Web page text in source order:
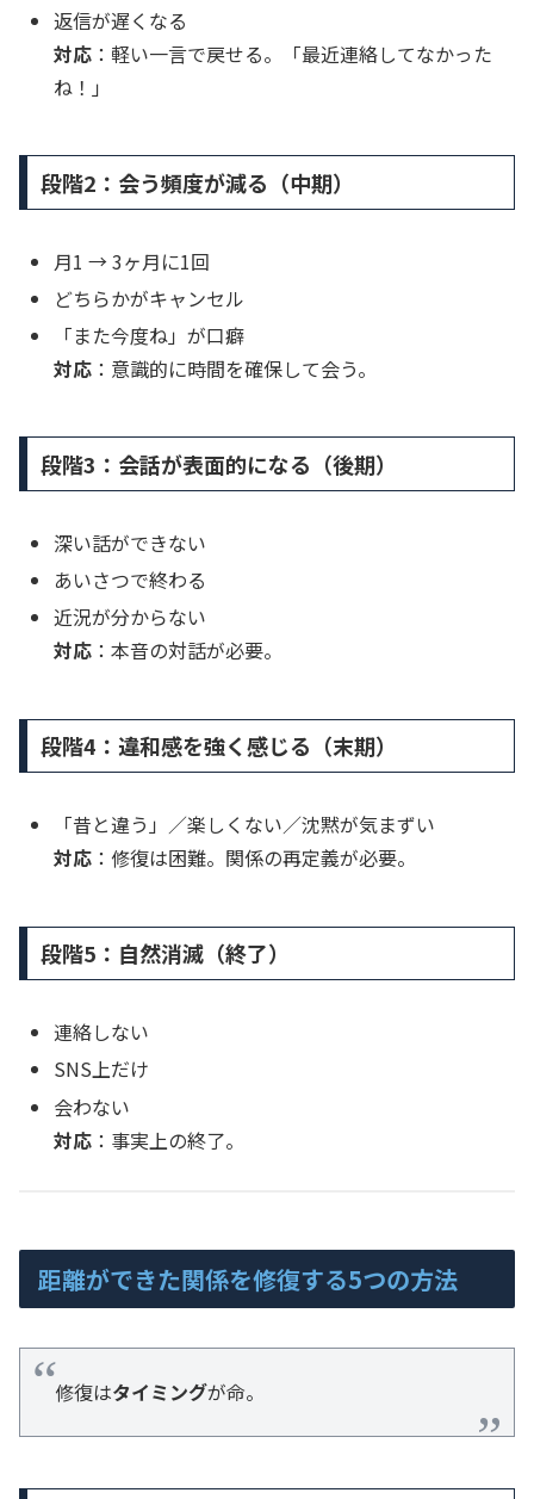
返信が遅くなる
対応 ：軽い一言で戻せる。「最近連絡してなかった
ね！」
段階2：会う頻度が減る（中期）
月1 → 3ヶ月に1回
どちらかがキャンセル
「また今度ね」が口癖
対応 ：意識的に時間を確保して会う。
段階3：会話が表面的になる（後期）
深い話ができない
あいさつで終わる
近況が分からない
対応 ：本音の対話が必要。
段階4：違和感を強く感じる（末期）
「昔と違う」／楽しくない／沈黙が気まずい
対応 ：修復は困難。関係の再定義が必要。
段階5：自然消滅（終了）
連絡しない
SNS上だけ
会わない
対応 ：事実上の終了。
距離ができた関係を修復する5つの方法
修復はタイミングが命。